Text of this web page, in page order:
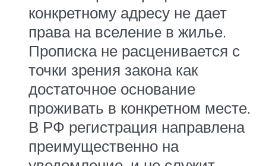
конкретному адресу не дает
права на вселение в жилье.
Прописка не расценивается с
точки зрения закона как
достаточное основание
проживать в конкретном месте.
В РФ регистрация направлена
преимущественно на